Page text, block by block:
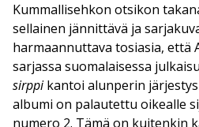
Kummallisehkon otsikon
sellainen jännittävä ja
harmaannuttava tosiasia, että
sarjassa suomalaisessa
sirppikantoi alunperin
albumi on palautettu oikealle
numero 2. Tämä on kuitenkin